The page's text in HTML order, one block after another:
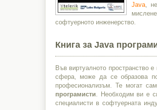
Java,
софтуерното инженерство.
Книга за Java
Във виртуалното пространство
сфера, може да се образова
професионализъм. Те могат
програмисти . Необходим ви е
специалисти в софтуерната